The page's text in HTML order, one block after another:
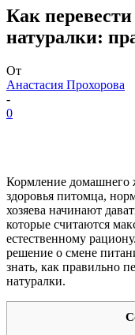
Как
натуралки:
От
Анастасия Прохорова
-
0
Кормление домашнего
здоровья питомца,
хозяева начинают
которые считаются
естественному
решение о смене
знать, как правильно
натуралки.